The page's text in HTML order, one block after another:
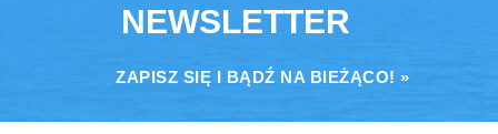
NEWSLETTER
ZAPISZ SIĘ I BĄDŹ NA BIEŻĄCO! »